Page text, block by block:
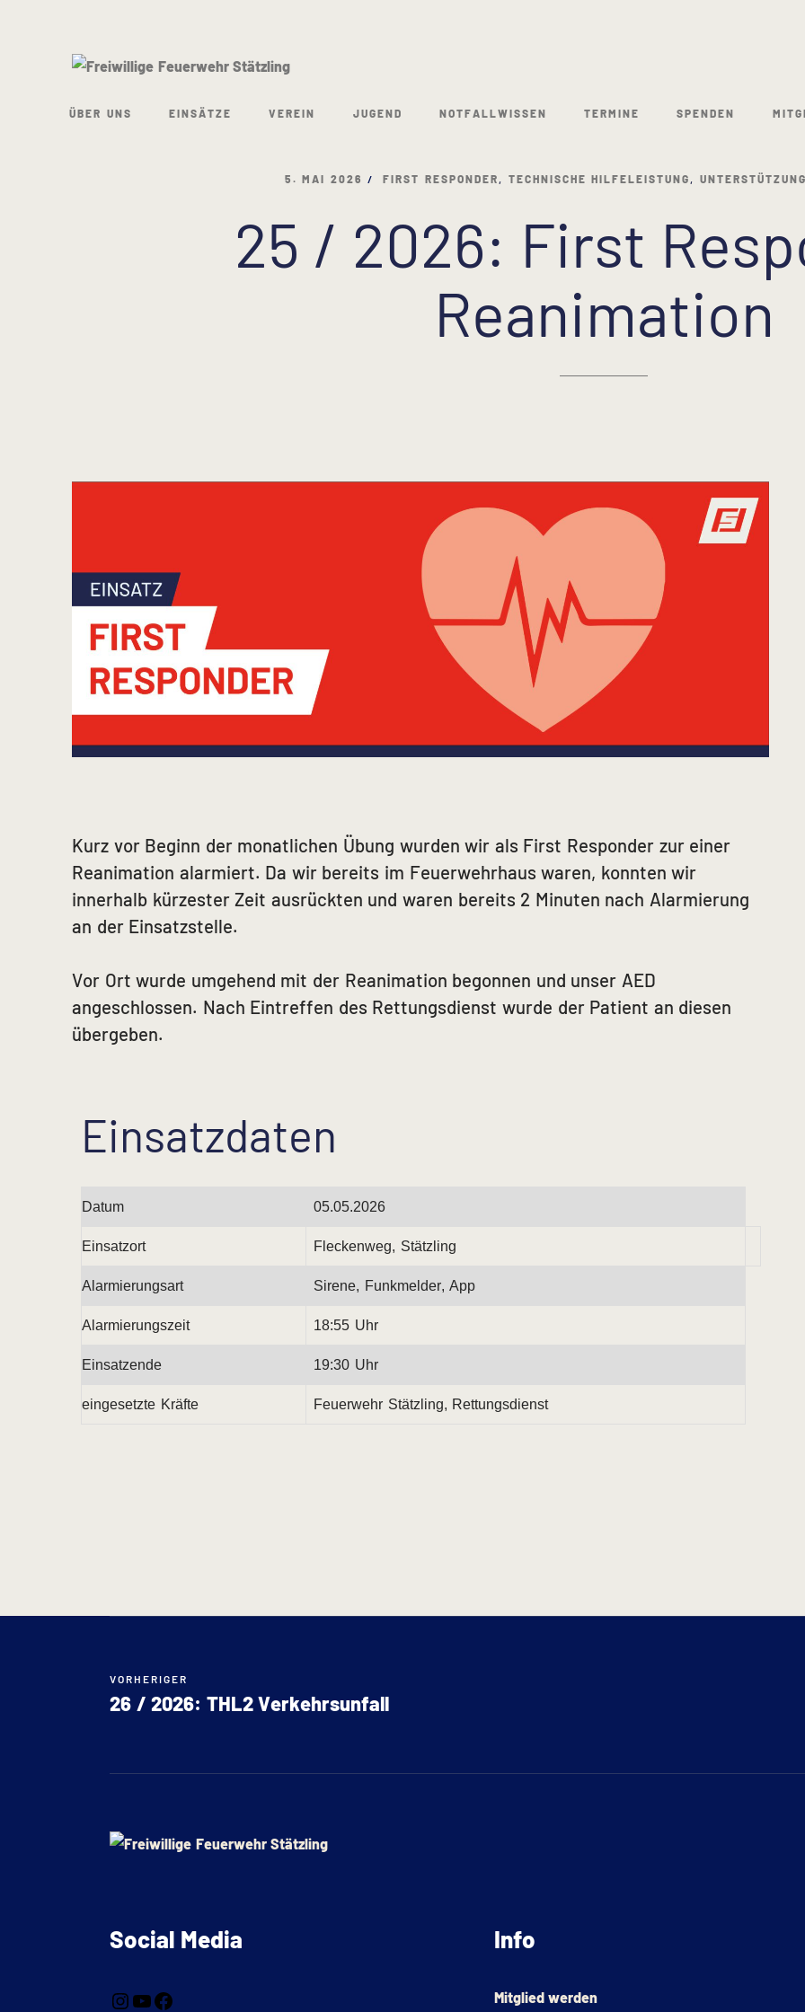
ÜBER UNS EINSÄTZE VEREIN JUGEND NOTFALLWISSEN TERMINE SPENDEN
5. MAI 2026 FIRST RESPONDER TECHNISCHE HILFELEISTUNG
25 / 2026: First
Reanimation
Kurz vor Beginn der monatlichen Übung wurden wir als First Responder zur einer
Reanimation alarmiert. Da wir bereits im Feuerwehrhaus waren, konnten wir
innerhalb kürzester Zeit ausrückten und waren bereits 2 Minuten nach Alarmierung
an der Einsatzstelle.
Vor Ort wurde umgehend mit der Reanimation begonnen und unser AED
angeschlossen. Nach Eintreffen des Rettungsdienst wurde der Patient an diesen
übergeben.
Einsatzdaten
Datum 05.05.2026
Einsatzort Fleckenweg, Stätzling
Alarmierungsart Sirene, Funkmelder, App
Alarmierungszeit 18:55 Uhr
Einsatzende 19:30 Uhr
eingesetzte Kräfte Feuerwehr Stätzling, Rettungsdienst
VORHERIGER
26 / 2026: THL2 Verkehrsunfall
Social Media Info
Mitglied werden